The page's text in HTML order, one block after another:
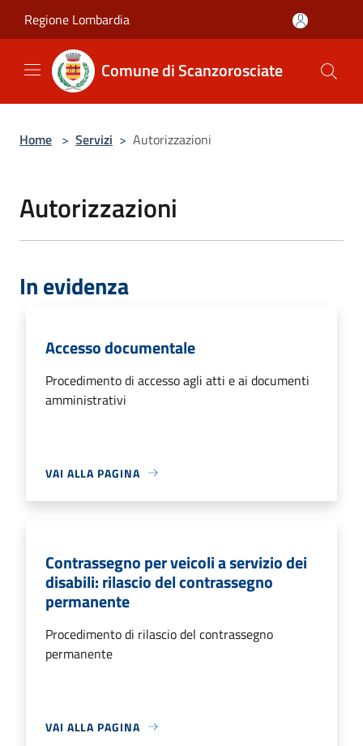
Regione Lombardia
Comune di Scanzorosciate
Home > Servizi > Autorizzazioni
Autorizzazioni
In evidenza
Accesso documentale
Procedimento di accesso agli atti e ai documenti
amministrativi
VAI ALLA PAGINA
Contrassegno per veicoli a servizio dei
disabili: rilascio del contrassegno
permanente
Procedimento di rilascio del contrassegno
permanente
VAI ALLA PAGINA